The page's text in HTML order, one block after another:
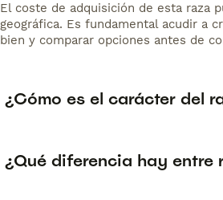
El coste de adquisición de esta raza
geográfica. Es fundamental acudir a
bien y comparar opciones antes de
¿Cómo es el carácter del
¿Qué diferencia hay entre